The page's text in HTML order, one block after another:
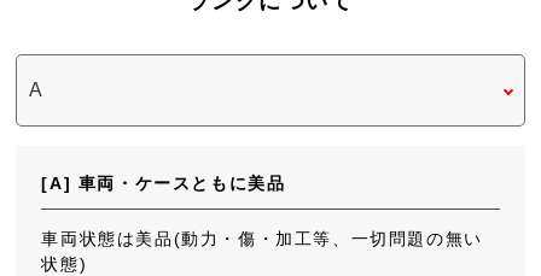
[A] 車両・ケースともに美品
車両状態は美品(動力・傷・加工等、一切問題の無い
状態)